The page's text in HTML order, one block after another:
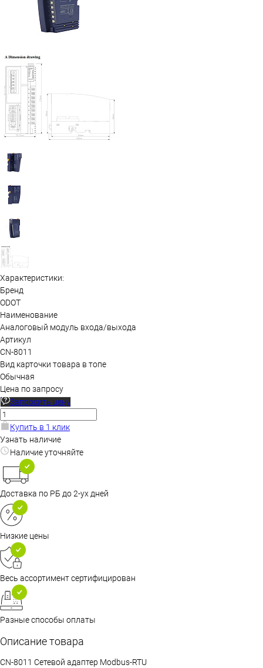
Характеристики:
Бренд
ODOT
Наименование
Аналоговый модуль входа/выхода
Артикул
CN-8011
Вид карточки товара в топе
Обычная
Цена по запросу
Запросить цену
Купить в 1 клик
Узнать наличие
Наличие уточняйте
Доставка по РБ до 2-ух дней
Низкие цены
Весь ассортимент сертифицирован
Разные способы оплаты
Описание товара
CN-8011 Сетевой адаптер Modbus-RTU